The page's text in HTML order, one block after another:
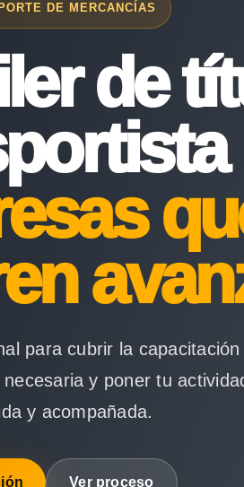
DE MERCANCÍAS
de
para cubrir la
necesaria y poner tu
y acompañada.
Ver proceso